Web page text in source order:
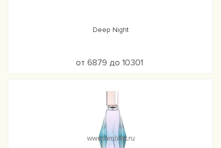
Deep Night
от 6879 до 10301